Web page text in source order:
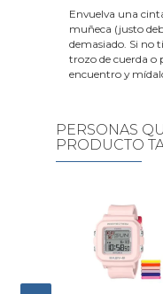
Envuelva una
muñeca (justo
demasiado. Si no
trozo de cuerda o
encuentro y
PERSONAS
PRODUCTO